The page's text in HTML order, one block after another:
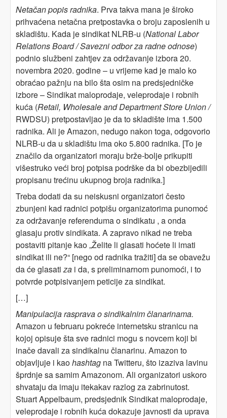
Netačan popis radnika. Prva takva mana je široko
prihvaćena netačna pretpostavka o broju zaposlenih u
skladištu. Kada je sindikat NLRB-u (National Labor
Relations Board / Savezni odbor za radne odnose)
podnio službeni zahtjev za održavanje izbora 20.
novembra 2020. godine – u vrijeme kad je malo ko
obraćao pažnju na bilo šta osim na predsjedničke
izbore – Sindikat maloprodaje, veleprodaje i robnih
kuća (Retail, Wholesale and Department Store Union /
RWDSU) pretpostavljao je da to skladište ima 1.500
radnika. Ali je Amazon, nedugo nakon toga, odgovorio
NLRB-u da u skladištu ima oko 5.800 radnika. [To je
značilo da organizatori moraju brže-bolje prikupiti
višestruko veći broj potpisa podrške da bi obezbijedili
propisanu trećinu ukupnog broja radnika.]
Treba dodati da su neiskusni organizatori često
zbunjeni kad radnici potpišu organizatorima punomoć
za održavanje referenduma o sindikatu , a onda
glasaju protiv sindikata. A zapravo nikad ne treba
postaviti pitanje kao „Želite li glasati hoćete li imati
sindikat ili ne?“ [nego od radnika tražiti] da se obavežu
da će glasatiza i da, s preliminarnom punomoći, i to
potvrde potpisivanjem peticije za sindikat.
[…]
Manipulacija rasprava o sindikalnim članarinama.
Amazon u februaru pokreće internetsku stranicu na
kojoj opisuje šta sve radnici mogu s novcem koji bi
inače davali za sindikalnu članarinu. Amazon to
objavljuje i kaohashtag na Twitteru, što izaziva lavinu
šprdnje sa samim Amazonom. Ali organizatori uskoro
shvataju da imaju itekakav razlog za zabrinutost.
Stuart Appelbaum, predsjednik Sindikat maloprodaje,
veleprodaje i robnih kuća dokazuje javnosti da uprava